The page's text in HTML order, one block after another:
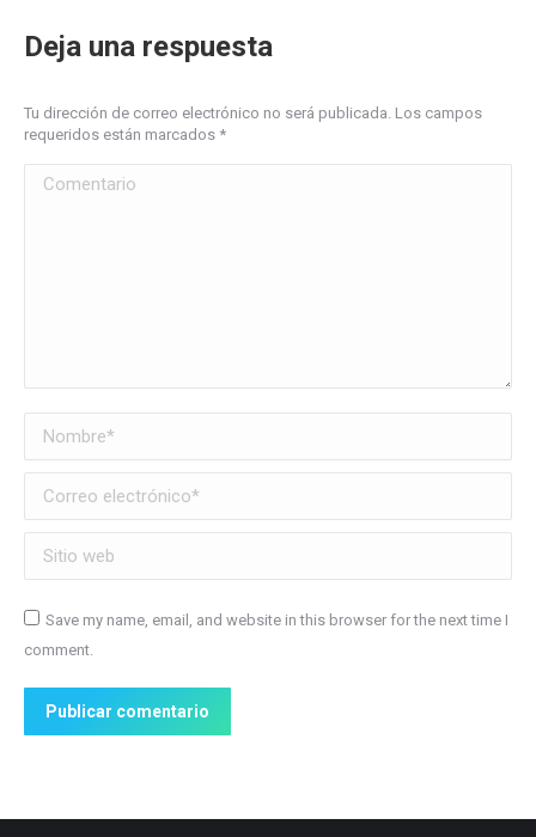
Deja una respuesta
Tu dirección de correo electrónico no será publicada. Los campos
requeridos están marcados *
Comentario
Nombre *
Correo electrónico *
Sitio web
Save my name, email, and website in this browser for the next time I
comment.
Publicar comentario